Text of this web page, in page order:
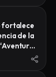
fortalece
de la